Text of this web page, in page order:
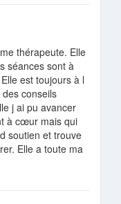
thérapeute. Elle
séances sont à
est toujours à l
conseils
j ai pu avancer
à cœur mais qui
soutien et trouve
Elle a toute ma